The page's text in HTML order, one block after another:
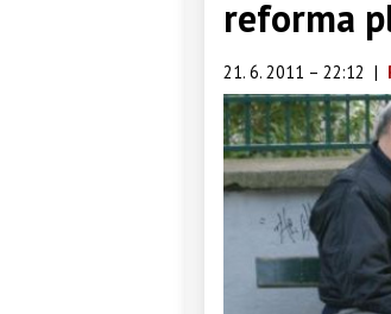
reforma
21. 6. 2011 – 22:12 |